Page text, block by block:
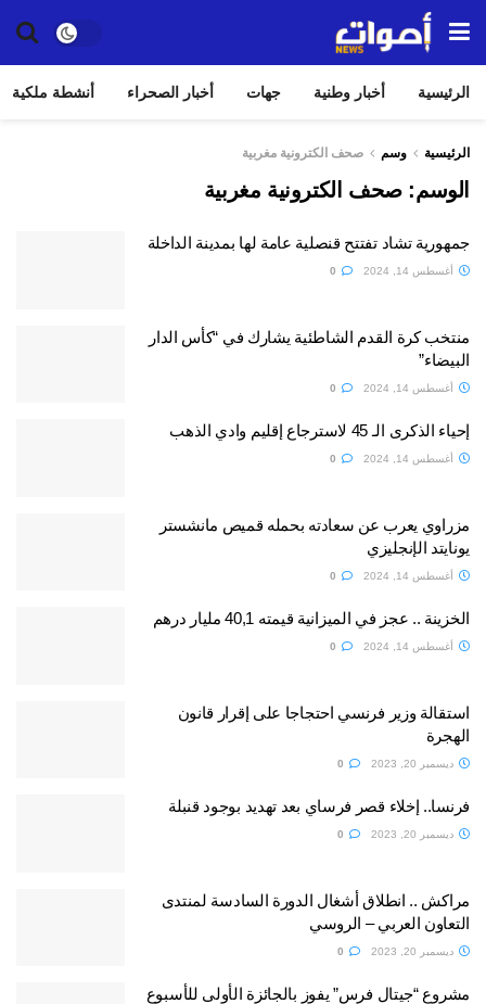
الرئيسية أخبار وطنية جهات أخبار الصحراء أنشطة ملكية
الرئيسية وسم صحف الكترونية مغربية
الوسم:صحف الكترونية مغربية
جمهورية تشاد تفتتح قنصلية عامة لها بمدينة الداخلة
أغسطس 14, 2024
منتخب كرة القدم الشاطئية يشارك في “كأس الدار
البيضاء”
أغسطس 14, 2024
إحياء الذكرى الـ 45 لاسترجاع إقليم وادي الذهب
أغسطس 14, 2024
مزراوي يعرب عن سعادته بحمله قميص مانشستر
يونايتد الإنجليزي
أغسطس 14, 2024
الخزينة .. عجز في الميزانية قيمته 40,1 مليار درهم
أغسطس 14, 2024
استقالة وزير فرنسي احتجاجا على إقرار قانون
الهجرة
ديسمبر 20, 2023
فرنسا.. إخلاء قصر فرساي بعد تهديد بوجود قنبلة
ديسمبر 20, 2023
مراكش .. انطلاق أشغال الدورة السادسة لمنتدى
التعاون العربي – الروسي
ديسمبر 20, 2023
مشروع “جيتال فرس” يفوز بالجائزة الأولى للأسبوع